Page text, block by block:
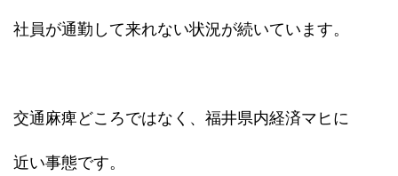
社員が通勤して来れない状況が続いています。
交通麻痺どころではなく、福井県内経済マヒに
近い事態です。